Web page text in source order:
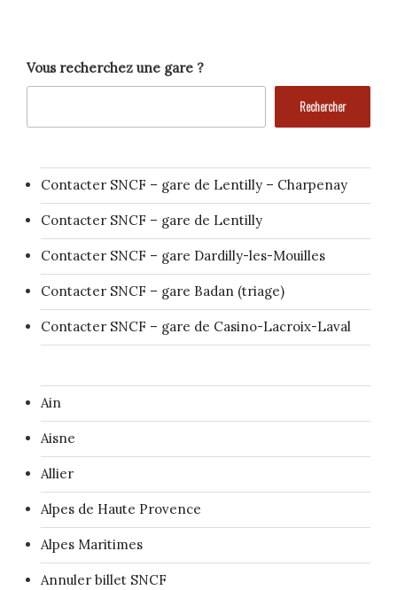
Vous recherchez une gare ?
Rechercher
Contacter SNCF – gare de Lentilly – Charpenay
Contacter SNCF – gare de Lentilly
Contacter SNCF – gare Dardilly-les-Mouilles
Contacter SNCF – gare Badan (triage)
Contacter SNCF – gare de Casino-Lacroix-Laval
Ain
Aisne
Allier
Alpes de Haute Provence
Alpes Maritimes
Annuler billet SNCF